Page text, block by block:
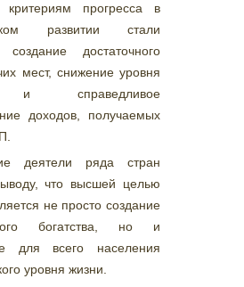
критериям прогресса в
развитии стали
создание достаточного
мест, снижение уровня
и справедливое
доходов, получаемых
деятели ряда стран
что высшей целью
не просто создание
богатства, но и
для всего населения
уровня жизни.